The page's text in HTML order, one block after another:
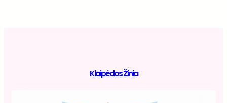
Klaipėdos Žinia